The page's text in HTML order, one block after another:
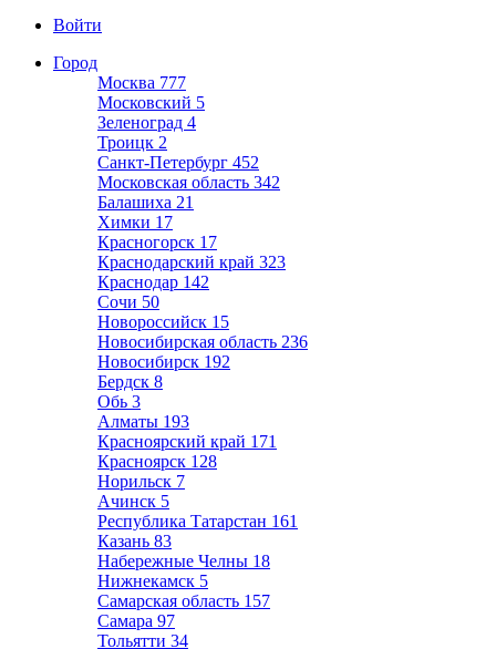
Войти
Город
Москва 777
Московский 5
Зеленоград 4
Троицк 2
Санкт-Петербург 452
Московская область 342
Балашиха 21
Химки 17
Красногорск 17
Краснодарский край 323
Краснодар 142
Сочи 50
Новороссийск 15
Новосибирская область 236
Новосибирск 192
Бердск 8
Обь 3
Алматы 193
Красноярский край 171
Красноярск 128
Норильск 7
Ачинск 5
Республика Татарстан 161
Казань 83
Набережные Челны 18
Нижнекамск 5
Самарская область 157
Самара 97
Тольятти 34